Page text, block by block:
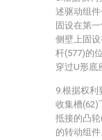
述驱动组
固设在第
侧壁上固
杆(577)的
穿过U形底
9.根据权利
收集槽(62)
抵接的凸
的转动组件